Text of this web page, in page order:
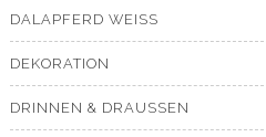
DALAPFERD WEISS
DEKORATION
DRINNEN & DRAUSSEN